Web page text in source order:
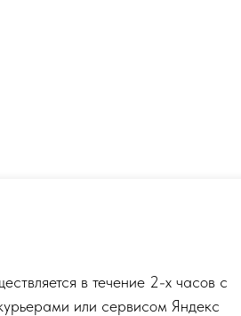
в течение 2-х часов с
или сервисом Яндекс